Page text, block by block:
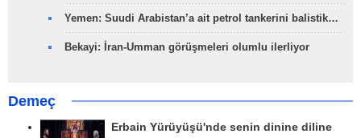
Yemen: Suudi Arabistan’a ait petrol tankerini balistik…
Bekayi: İran-Umman görüşmeleri olumlu ilerliyor
Demeç
Erbain Yürüyüşü'nde senin dinine diline